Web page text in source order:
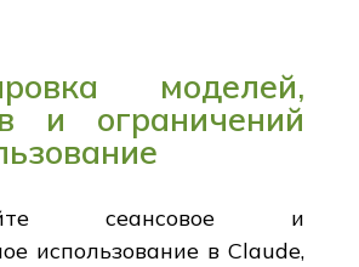
моделей,
и ограничений
сеансовое и
использование в Claude,